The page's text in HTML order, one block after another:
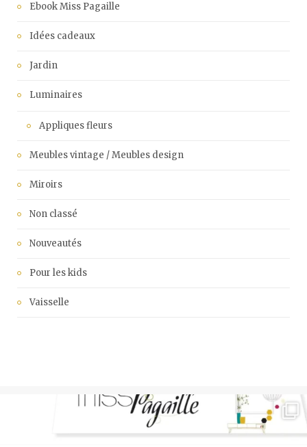
Ebook Miss Pagaille
Idées cadeaux
Jardin
Luminaires
Appliques fleurs
Meubles vintage / Meubles design
Miroirs
Non classé
Nouveautés
Pour les kids
Vaisselle